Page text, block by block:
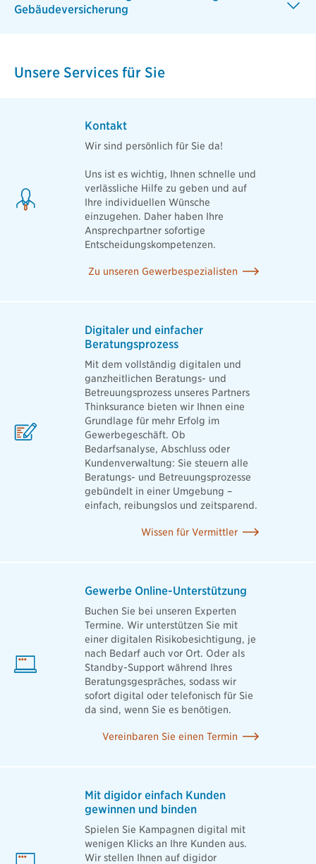
Gebäudeversicherung
Unsere Services für Sie
Kontakt
Wir sind persönlich für Sie da!
Uns ist es wichtig, Ihnen schnelle und
verlässliche Hilfe zu geben und auf
Ihre individuellen Wünsche
einzugehen. Daher haben Ihre
Ansprechpartner sofortige
Entscheidungskompetenzen.
Zu unseren Gewerbespezialisten
Digitaler und einfacher
Beratungsprozess
Mit dem vollständig digitalen und
ganzheitlichen Beratungs- und
Betreuungsprozess unseres Partners
Thinksurance bieten wir Ihnen eine
Grundlage für mehr Erfolg im
Gewerbegeschäft. Ob
Bedarfsanalyse, Abschluss oder
Kundenverwaltung: Sie steuern alle
Beratungs- und Betreuungsprozesse
gebündelt in einer Umgebung –
einfach, reibungslos und zeitsparend.
Wissen für Vermittler
Gewerbe Online-Unterstützung
Buchen Sie bei unseren Experten
Termine. Wir unterstützen Sie mit
einer digitalen Risikobesichtigung, je
nach Bedarf auch vor Ort. Oder als
Standby-Support während Ihres
Beratungsgespräches, sodass wir
sofort digital oder telefonisch für Sie
da sind, wenn Sie es benötigen.
Vereinbaren Sie einen Termin
Mit digidor einfach Kunden
gewinnen und binden
Spielen Sie Kampagnen digital mit
wenigen Klicks an Ihre Kunden aus.
Wir stellen Ihnen auf digidor